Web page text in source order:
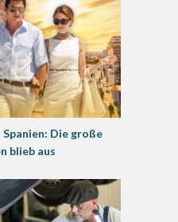
Die große
blieb aus